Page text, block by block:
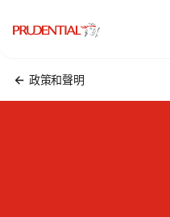
政策和聲明